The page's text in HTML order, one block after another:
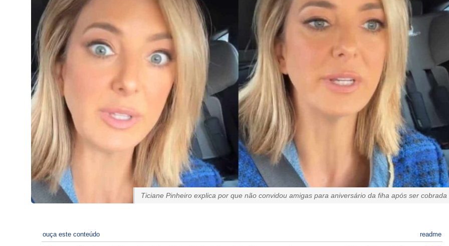
Ticiane Pinheiro explica por que não convidou amigas para aniversário da fiha após ser cobrada
ouça este conteúdo readme